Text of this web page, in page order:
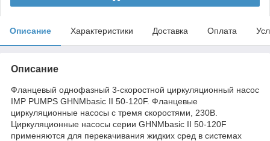
Описание Характеристики Доставка Оплата
Описание
Фланцевый однофазный 3-скоростной циркуляционный насос
IMP PUMPS GHNMbasic II 50-120F. Фланцевые
циркуляционные насосы с тремя скоростями, 230В.
Циркуляционные насосы серии GHNMbasic II 50-120F
применяются для перекачивания жидких сред в системах